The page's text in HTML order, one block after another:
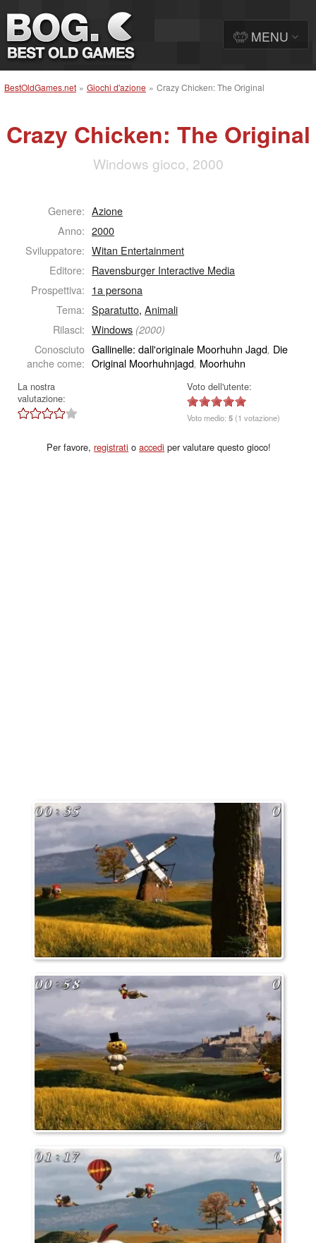
BestOldGames.net » Giochi d'azione » Crazy Chicken: The Original
Crazy Chicken: The Original
Windows gioco, 2000
Genere: Azione
Anno: 2000
Sviluppatore: Witan Entertainment
Editore: Ravensburger Interactive Media
Prospettiva: 1a persona
Tema: Sparatutto,Animali
Rilasci: Windows (2000)
Conosciuto
anche come:
Gallinelle: dall'originale Moorhuhn Jagd, Die
Original Moorhuhnjagd, Moorhuhn
La nostra
valutazione:
Voto dell'utente:
Voto medio:5 (1 votazione)
Per favore,registrati oaccedi per valutare questo gioco!
MENU